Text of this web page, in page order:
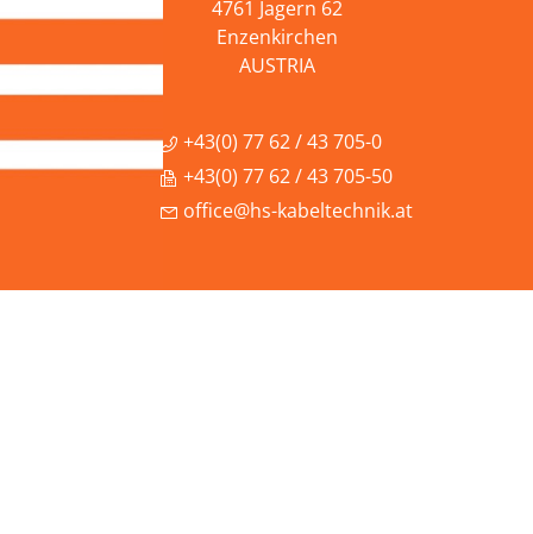
4761 Jagern 62
Enzenkirchen
AUSTRIA
+43(0) 77 62 / 43 705-0
+43(0) 77 62 / 43 705-50
office@hs-kabeltechnik.at